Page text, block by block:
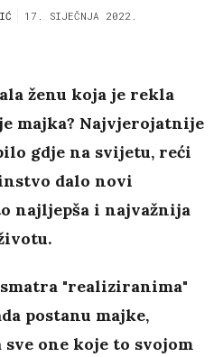
17. SIJEČNJA 2022.
ženu koja je rekla
majka? Najvjerojatnije
gdje na svijetu, reći
dalo novi
najljepša i najvažnija
"realiziranima"
postanu majke,
sve one koje to svojom